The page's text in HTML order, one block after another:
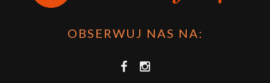
OBSERWUJ NAS NA: